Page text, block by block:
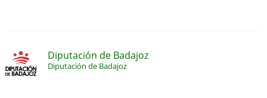
Diputación de Badajoz
Diputación de Badajoz